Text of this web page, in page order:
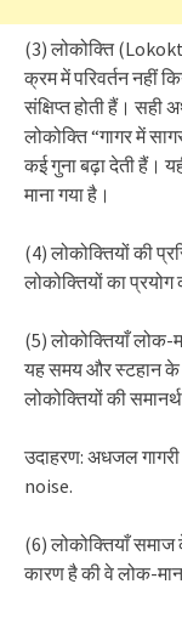
(3) लोकोक्ति
क्रम में परिवर्तन नहीं
संक्षिप्त होती हैं। सही
लोकोक्ति “गागर में
कई गुना बढ़ा देती हैं।
माना गया है।
(4) लोकोक्तियों की
लोकोक्तियों का
(5) लोकोक्तियाँ
यह समय और स्टहान के
लोकोक्तियों की
उदाहरण: अधजल
noise.
(6) लोकोक्तियाँ समाज
कारण है की वे लोक-